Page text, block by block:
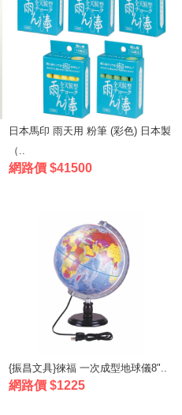
日本馬印 雨天用 粉筆 (彩色) 日本製
（..
網路價 $41500
{振昌文具}徠福 一次成型地球儀8"..
網路價 $1225